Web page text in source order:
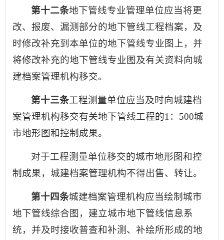
第十二条地下管线专业管理单位应当将更
改、报废、漏测部分的地下管线工程档案，及
时修改补充到本单位的地下管线专业图上，并
将修改补充的地下管线专业图及有关资料向城
建档案管理机构移交。
第十三条工程测量单位应当及时向城建档
案管理机构移交有关地下管线工程的1：500城
市地形图和控制成果。
对于工程测量单位移交的城市地形图和控
制成果，城建档案管理机构不得出售、转让。
第十四条城建档案管理机构应当绘制城市
地下管线综合图，建立城市地下管线信息系
统，并及时接收普查和补测、补绘所形成的地